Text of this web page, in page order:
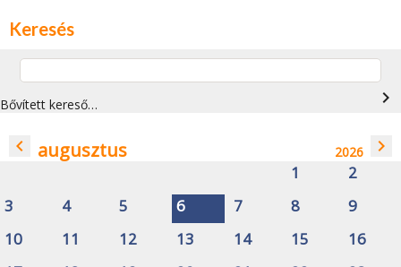
Keresés
Bővített kereső… navigate_next
navigate_before augusztus 2026 navigate_next
1
2
3
4 5 6 7 8
9
10
11 12 13 14 15
16